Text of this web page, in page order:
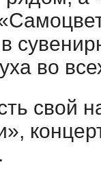
во
свой